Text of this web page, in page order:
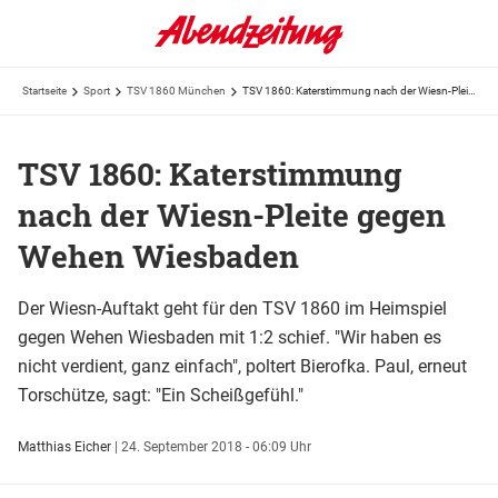
Startseite Sport TSV 1860 München
TSV 1860: Katerstimmung
nach der Wiesn-Pleite gegen
Wehen Wiesbaden
Der Wiesn-Auftakt geht für den TSV 1860 im Heimspiel
gegen Wehen Wiesbaden mit 1:2 schief. "Wir haben es
nicht verdient, ganz einfach", poltert Bierofka. Paul, erneut
Torschütze, sagt: "Ein Scheißgefühl."
Matthias Eicher | 24. September 2018 - 06:09 Uhr